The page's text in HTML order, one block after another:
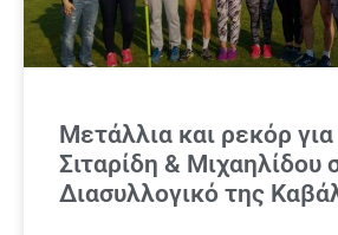
Μετάλλια και ρεκόρ
Σιταρίδη & Μιχαηλίδου
Διασυλλογικό της